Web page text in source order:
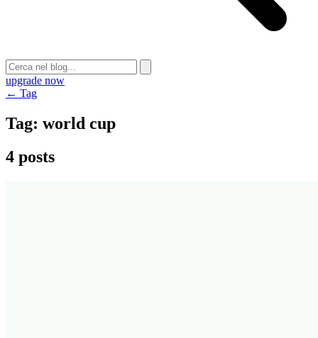
upgrade now
← Tag
Tag: world cup
4 posts